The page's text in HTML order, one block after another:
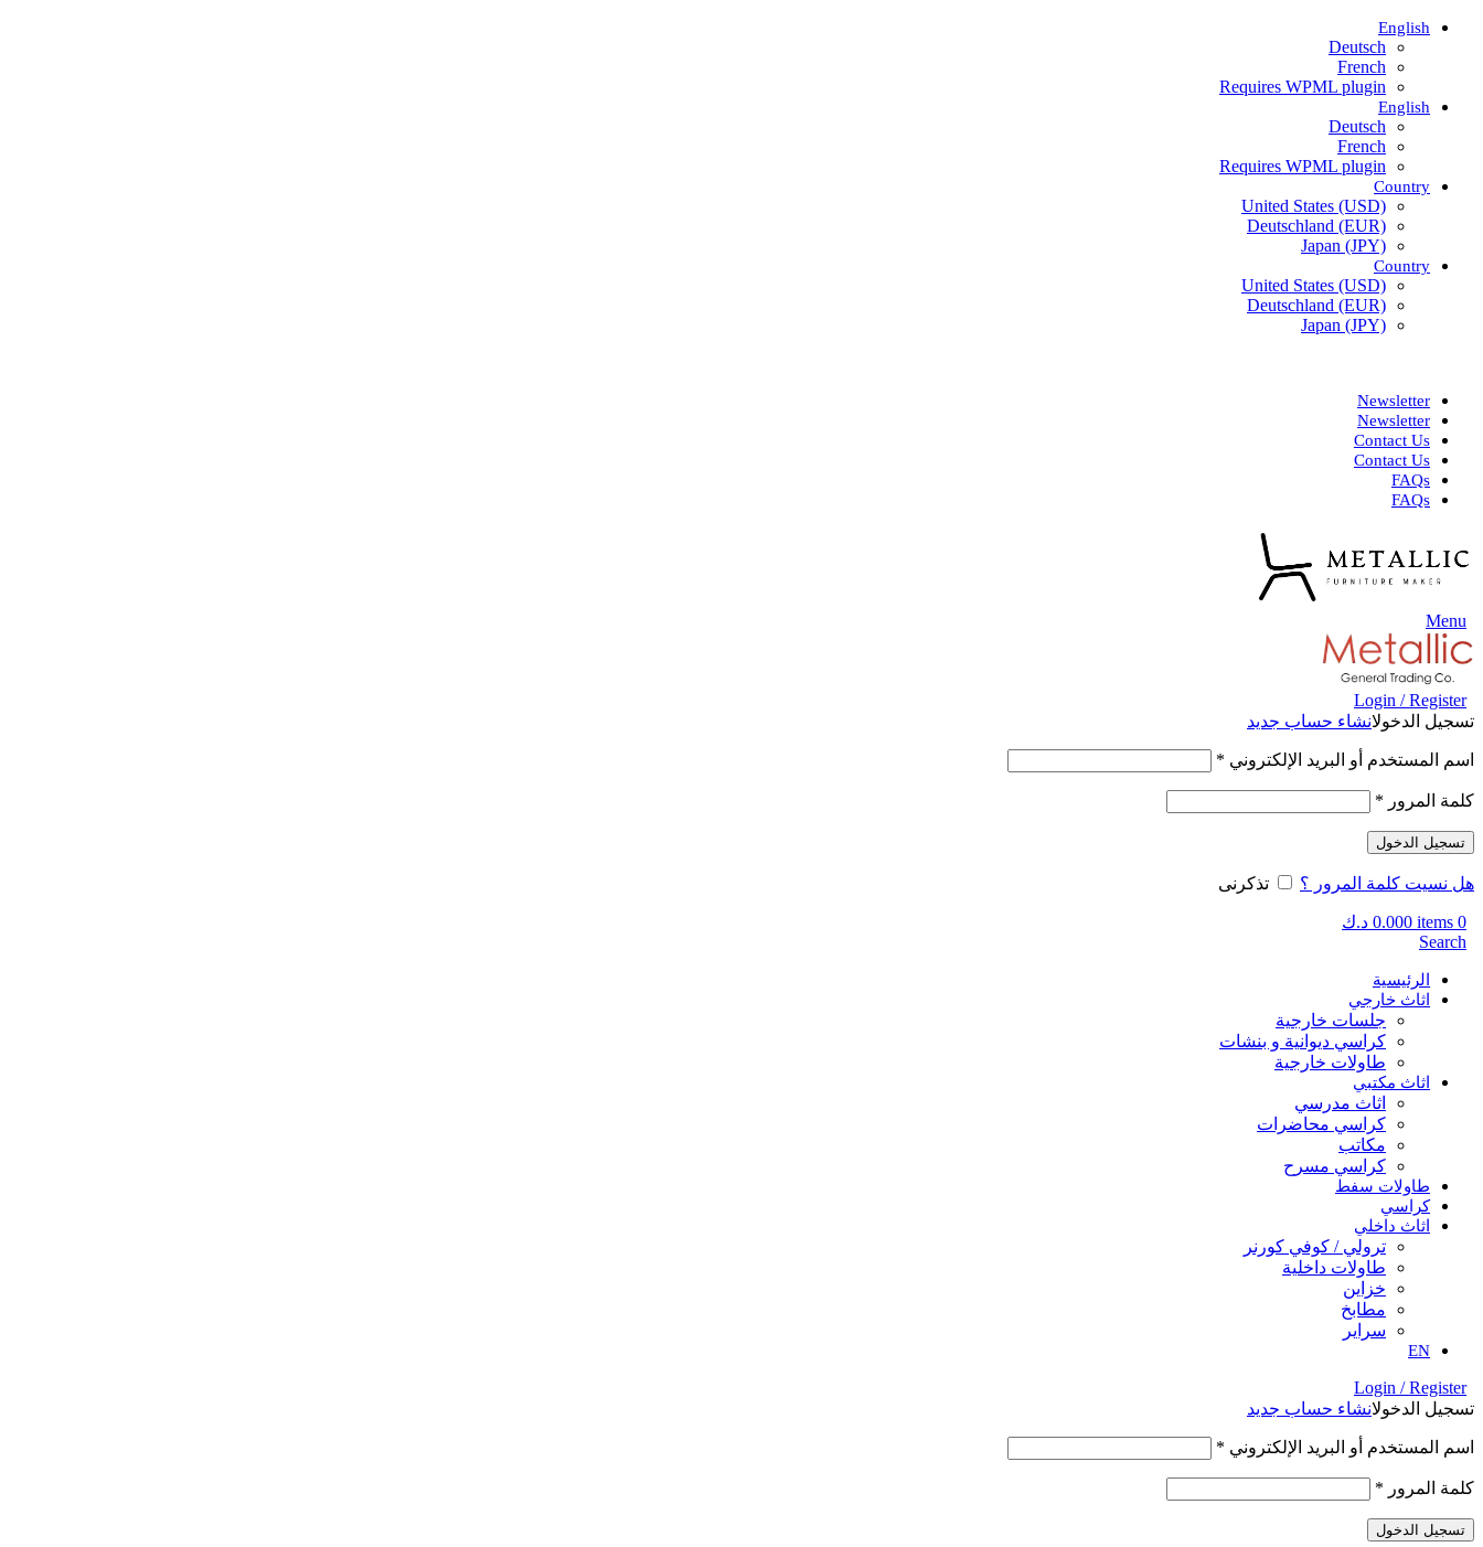
English
Deutsch
French
Requires WPML plugin
English
Deutsch
French
Requires WPML plugin
Country
United States (USD)
Deutschland (EUR)
Japan (JPY)
Country
United States (USD)
Deutschland (EUR)
Japan (JPY)
Newsletter
Newsletter
Contact Us
Contact Us
FAQs
FAQs
Menu
Login / Register
تسجيل الدخولانشاء حساب جديد
اسم المستخدم أو البريد الإلكتروني *
كلمة المرور *
تسجيل الدخول
هل نسيت كلمة المرور ؟ تذكرنى
0
items
0.000 د.ك
Search
الرئيسية
اثاث خارجي
جلسات خارجية
كراسي ديوانية و بنشات
طاولات خارجية
اثاث مكتبي
اثاث مدرسي
كراسي محاضرات
مكاتب
كراسي مسرح
طاولات سفط
كراسي
اثاث داخلي
ترولي / كوفي كورنر
⁠طاولات داخلية
⁠خزاين
⁠مطابخ
سراير
EN
Login / Register
تسجيل الدخولانشاء حساب جديد
اسم المستخدم أو البريد الإلكتروني *
كلمة المرور *
تسجيل الدخول